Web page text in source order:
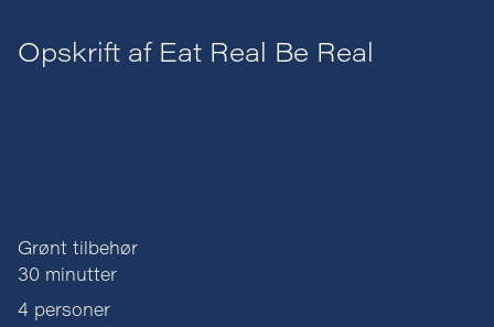
Opskrift af Eat Real Be Real
Grønt tilbehør
30 minutter
4 personer